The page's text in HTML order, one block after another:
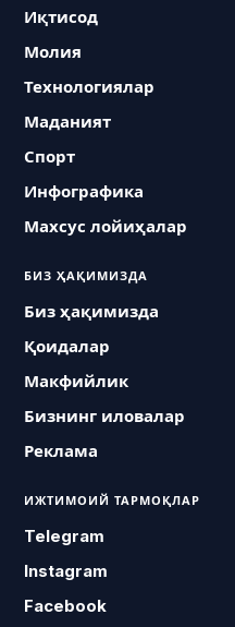
Иқтисод
Молия
Технологиялар
Маданият
Спорт
Инфографика
Махсус лойиҳалар
БИЗ ҲАҚИМИЗДА
Биз ҳақимизда
Қоидалар
Макфийлик
Бизнинг иловалар
Реклама
ИЖТИМОИЙ ТАРМОҚЛАР
Telegram
Instagram
Facebook